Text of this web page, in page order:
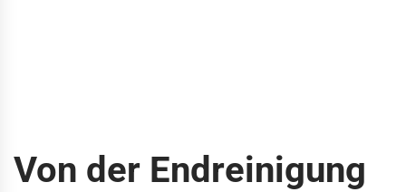
Von der Endreinigung